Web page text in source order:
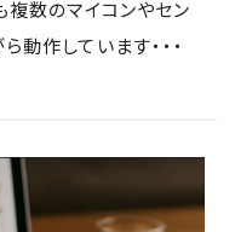
複数のマイコンやセン
作しています・・・